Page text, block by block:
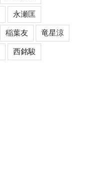
永瀬匡
稲葉友 竜星涼
西銘駿